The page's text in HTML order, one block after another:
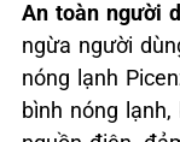
An toàn người
ngừa người
nóng lạnh
bình nóng